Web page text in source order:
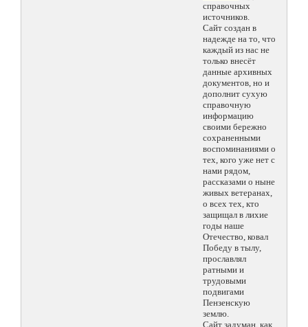
справочных
источников.
Сайт создан в
надежде на то, что
каждый из нас не
только внесёт
данные архивных
документов, но и
дополнит сухую
справочную
информацию
своими бережно
сохраненными
воспоминаниями о
тех, кого уже нет с
нами рядом,
рассказами о ныне
живых ветеранах,
о всех тех, кто
защищал в лихие
годы наше
Отечество, ковал
Победу в тылу,
прославлял
ратными и
трудовыми
подвигами
Пензенскую
землю.
Сайт задуман, как